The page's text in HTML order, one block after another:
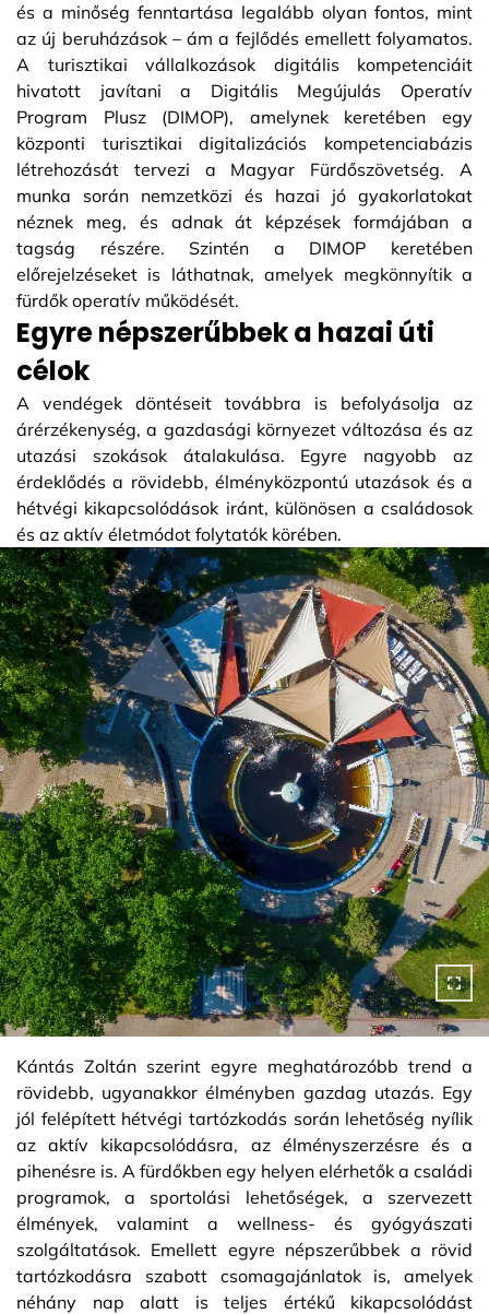
és a minőség fenntartása legalább olyan fontos, mint
az új beruházások – ám a fejlődés emellett folyamatos.
A turisztikai vállalkozások digitális kompetenciáit
hivatott javítani a Digitális Megújulás Operatív
Program Plusz (DIMOP), amelynek keretében egy
központi turisztikai digitalizációs kompetenciabázis
létrehozását tervezi a Magyar Fürdőszövetség. A
munka során nemzetközi és hazai jó gyakorlatokat
néznek meg, és adnak át képzések formájában a
tagság részére. Szintén a DIMOP keretében
előrejelzéseket is láthatnak, amelyek megkönnyítik a
fürdők operatív működését.
Egyre népszerűbbek a hazai úti
célok
A vendégek döntéseit továbbra is befolyásolja az
árérzékenység, a gazdasági környezet változása és az
utazási szokások átalakulása. Egyre nagyobb az
érdeklődés a rövidebb, élményközpontú utazások és a
hétvégi kikapcsolódások iránt, különösen a családosok
és az aktív életmódot folytatók körében.
Kántás Zoltán szerint egyre meghatározóbb trend a
rövidebb, ugyanakkor élményben gazdag utazás. Egy
jól felépített hétvégi tartózkodás során lehetőség nyílik
az aktív kikapcsolódásra, az élményszerzésre és a
pihenésre is. A fürdőkben egy helyen elérhetők a családi
programok, a sportolási lehetőségek, a szervezett
élmények, valamint a wellness- és gyógyászati
szolgáltatások. Emellett egyre népszerűbbek a rövid
tartózkodásra szabott csomagajánlatok is, amelyek
néhány nap alatt is teljes értékű kikapcsolódást